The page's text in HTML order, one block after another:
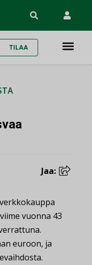
TILAA
Jaa:
vuonna 43
euroon, ja